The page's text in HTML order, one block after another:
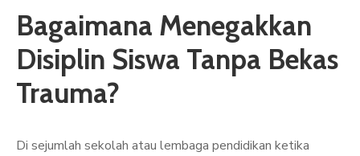
Bagaimana Menegakkan
Disiplin Siswa Tanpa Bekas
Trauma?
Di sejumlah sekolah atau lembaga pendidikan ketika